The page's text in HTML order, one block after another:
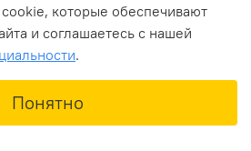
В корзину
которые обеспечивают
и соглашаетесь с нашей
.
Понятно